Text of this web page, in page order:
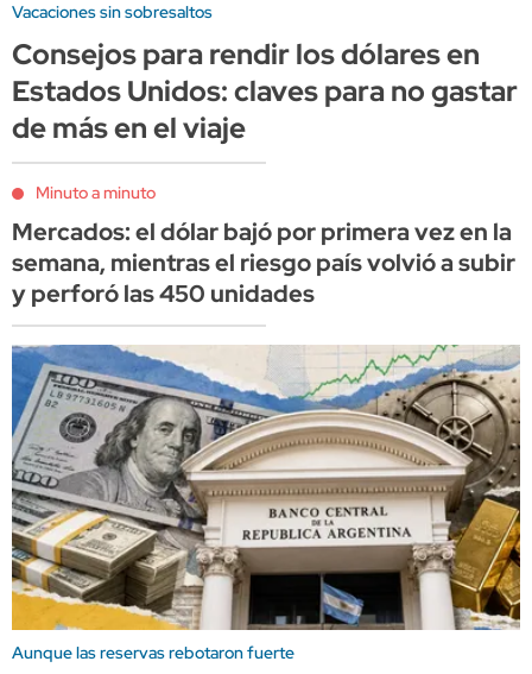
Vacaciones sin sobresaltos
Consejos para rendir los dólares en
Estados Unidos: claves para no gastar
de más en el viaje
Minuto a minuto
Mercados: el dólar bajó por primera vez en la
semana, mientras el riesgo país volvió a subir
y perforó las 450 unidades
Aunque las reservas rebotaron fuerte